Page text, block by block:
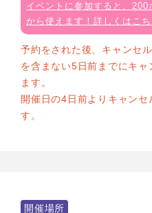
イベントに参加すると、200
から使えます！詳しくはこち
予約をされた後、キャンセ
を含まない5日前までにキ
ます。
開催日の4日前よりキャン
す。
開催場所